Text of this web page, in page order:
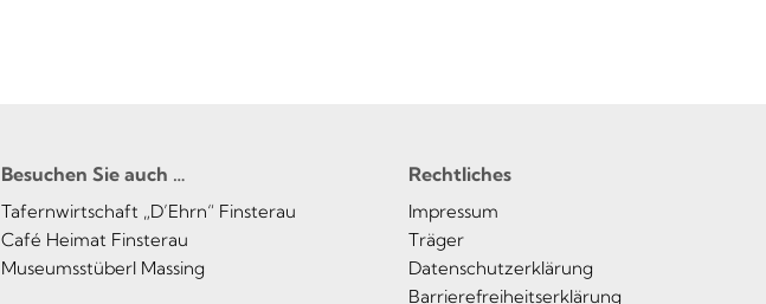
Besuchen Sie auch …
Tafernwirtschaft „D’Ehrn“ Finsterau
Café Heimat Finsterau
Museumsstüberl Massing
Rechtliches
Impressum
Träger
Datenschutzerklärung
Barrierefreiheitserklärung